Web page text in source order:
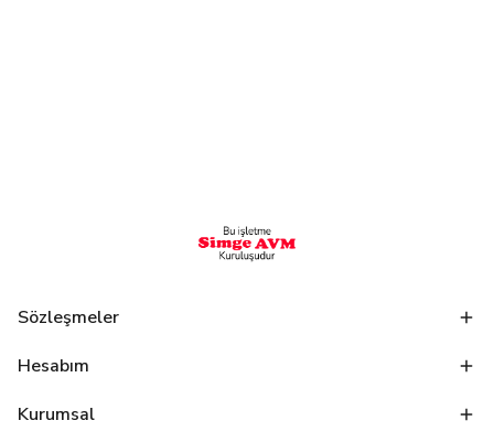
Sözleşmeler
Hesabım
Kurumsal